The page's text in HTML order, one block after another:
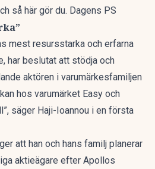
så här gör du. Dagens PS
mest resursstarka och erfarna
har beslutat att stödja och
aktören i varumärkesfamiljen
hos varumärket Easy och
säger Haji-Ioannou i en första
att han och hans familj planerar
aktieägare efter Apollos